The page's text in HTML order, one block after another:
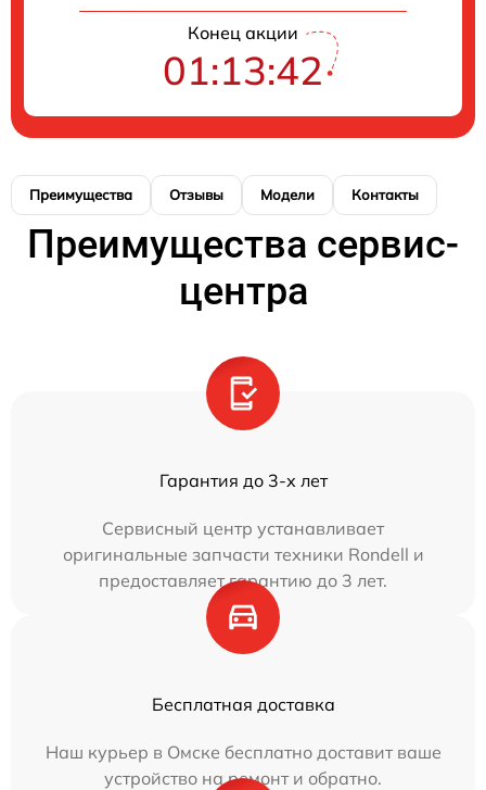
Конец акции
01:13:42
Преимущества Отзывы Модели Контакты
Преимущества сервис-
центра
Гарантия до 3-х лет
Сервисный центр устанавливает
оригинальные запчасти техники Rondell и
предоставляет гарантию до 3 лет.
Бесплатная доставка
Наш курьер в Омске бесплатно доставит ваше
устройство на ремонт и обратно.